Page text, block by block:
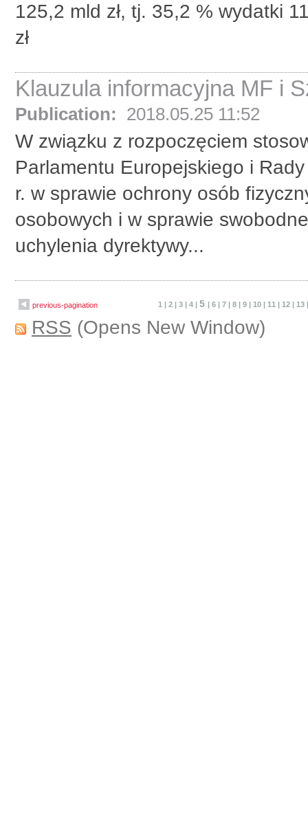
125,2 mld zł, tj. 35,2 % wydatki
zł
Klauzula informacyjna MF i
Publication: 2018.05.25 11:52
W związku z rozpoczęciem
Parlamentu Europejskiego i
r. w sprawie ochrony osób
osobowych i w sprawie
uchylenia dyrektywy...
previous-pagination 1 |2 |3 |4 |5 |6 |7 |8 |9 | 10 | 11 | 12 | 13
RSS (Opens New Window)